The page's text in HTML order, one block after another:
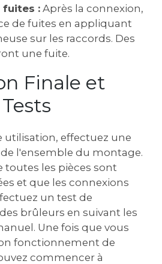
fuites : Après la connexion,
de fuites en appliquant
sur les raccords. Des
une fuite.
Finale et
utilisation, effectuez une
l'ensemble du montage.
toutes les pièces sont
et que les connexions
un test de
brûleurs en suivant les
Une fois que vous
fonctionnement de
commencer à